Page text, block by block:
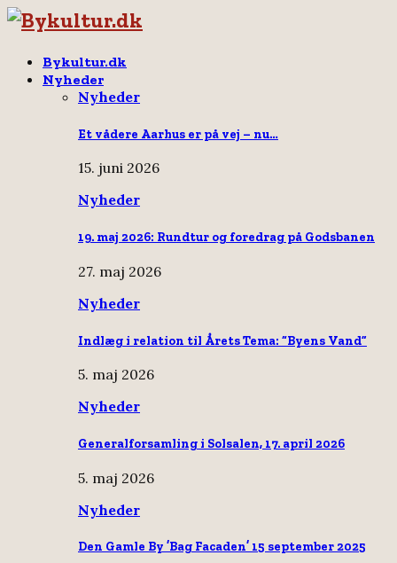
Bykultur.dk
Nyheder
Nyheder
Et vådere Aarhus er på vej – nu…
15. juni 2026
Nyheder
19. maj 2026: Rundtur og foredrag på Godsbanen
27. maj 2026
Nyheder
Indlæg i relation til Årets Tema: “Byens Vand”
5. maj 2026
Nyheder
Generalforsamling i Solsalen, 17. april 2026
5. maj 2026
Nyheder
Den Gamle By ’Bag Facaden’ 15 september 2025